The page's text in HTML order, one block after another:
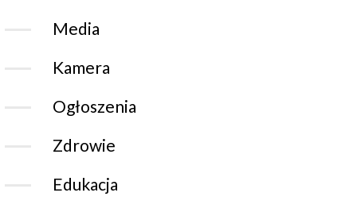
Media
Kamera
Ogłoszenia
Zdrowie
Edukacja